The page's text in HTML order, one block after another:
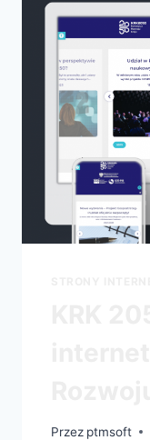
Przez ptmsoft